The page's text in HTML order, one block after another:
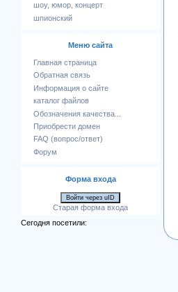
шоу, юмор, концерт
шпионский
Меню сайта
Главная страница
Обратная связь
Информация о сайте
каталог файлов
Обозначения качества...
Приобрести домен
FAQ (вопрос/ответ)
Форум
Форма входа
Войти через uID
Старая форма входа
Сегодня посетили: